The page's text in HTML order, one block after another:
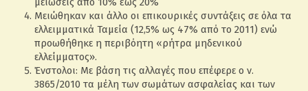
Μειώθηκαν και άλλο οι επικουρικές συντάξεις σε όλα τα
ελλειμματικά Ταμεία (12,5% ως 47% από το 2011) ενώ
προωθήθηκε η περιβόητη «ρήτρα μηδενικού
ελλείμματος».
Ένστολοι: Με βάση τις αλλαγές που επέφερε ο ν.
3865/2010 τα μέλη των σωμάτων ασφαλείας και των